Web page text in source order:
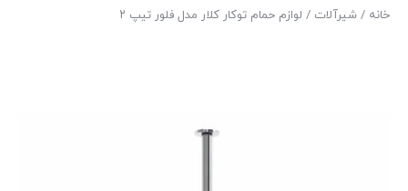
خانه / شیرآلات / لوازم حمام توکار کلار مدل فلور تیپ ۲